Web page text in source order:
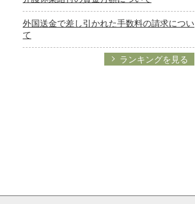
外国送金で差し引かれた手数料の請求につい
て
ランキングを見る